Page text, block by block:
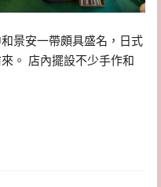
景安一帶頗具盛名，日式
。 店內擺設不少手作和